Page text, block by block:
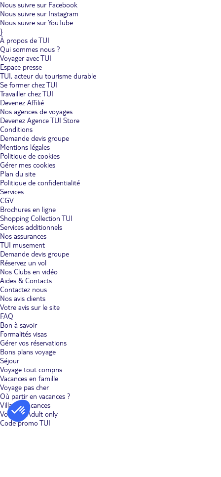
Nous suivre sur Facebook
Nous suivre sur Instagram
Nous suivre sur YouTube
}
À propos de TUI
Qui sommes nous ?
Voyager avec TUI
Espace presse
TUI, acteur du tourisme durable
Se former chez TUI
Travailler chez TUI
Devenez Affilié
Nos agences de voyages
Devenez Agence TUI Store
Conditions
Demande devis groupe
Mentions légales
Politique de cookies
Gérer mes cookies
Plan du site
Politique de confidentialité
Services
CGV
Brochures en ligne
Shopping Collection TUI
Services additionnels
Nos assurances
TUI musement
Demande devis groupe
Réservez un vol
Nos Clubs en vidéo
Aides & Contacts
Contactez nous
Nos avis clients
Votre avis sur le site
FAQ
Bon à savoir
Formalités visas
Gérer vos réservations
Bons plans voyage
Séjour
Voyage tout compris
Vacances en famille
Voyage pas cher
Où partir en vacances ?
Villages vacances
Voyages Adult only
Code promo TUI